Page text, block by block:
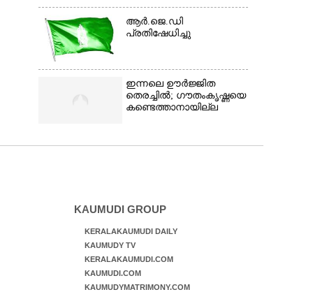
ആർ.ജെ.ഡി
പ്രതിഷേധിച്ചു
ഇന്നലെ ഊർജ്ജിത
തെരച്ചിൽ; ഗൗതംകൃഷ്ണയെ
കണ്ടെത്താനായില്ല
KAUMUDI GROUP
KERALAKAUMUDI DAILY
KAUMUDY TV
KERALAKAUMUDI.COM
KAUMUDI.COM
KAUMUDYMATRIMONY.COM